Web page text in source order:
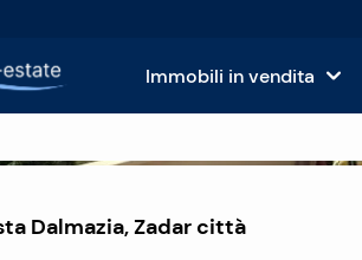
Immobili in vendita
Isole dalmate Immobili in vendita
Costa dalmata Immobili in vendita
Dalmazia,Zadar città